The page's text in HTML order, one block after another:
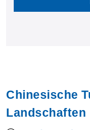
Chinesische
Landschaften